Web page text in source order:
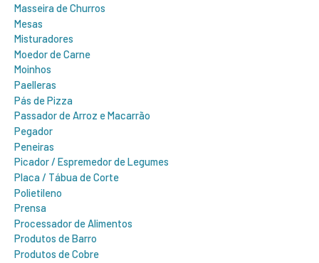
Masseira de Churros
Mesas
Misturadores
Moedor de Carne
Moinhos
Paelleras
Pás de Pizza
Passador de Arroz e Macarrão
Pegador
Peneiras
Picador / Espremedor de Legumes
Placa / Tábua de Corte
Polietileno
Prensa
Processador de Alimentos
Produtos de Barro
Produtos de Cobre